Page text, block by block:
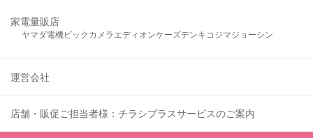
家電量販店
ヤマダ電機ビックカメラ エディオンケーズデンキ コジマジョーシン
運営会社
店舗・販促ご担当者様：チラシプラスサービスのご案内